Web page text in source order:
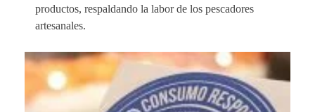
productos, respaldando la labor de los pescadores
artesanales.